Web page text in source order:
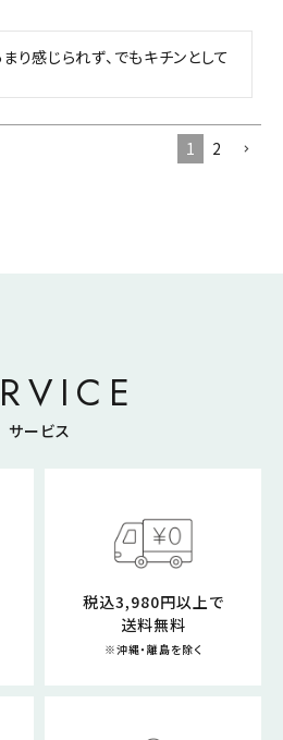
感じられず、でもキチンとして
1 2
サービス
税込3,980円以上で
送料無料
※沖縄・離島を除く